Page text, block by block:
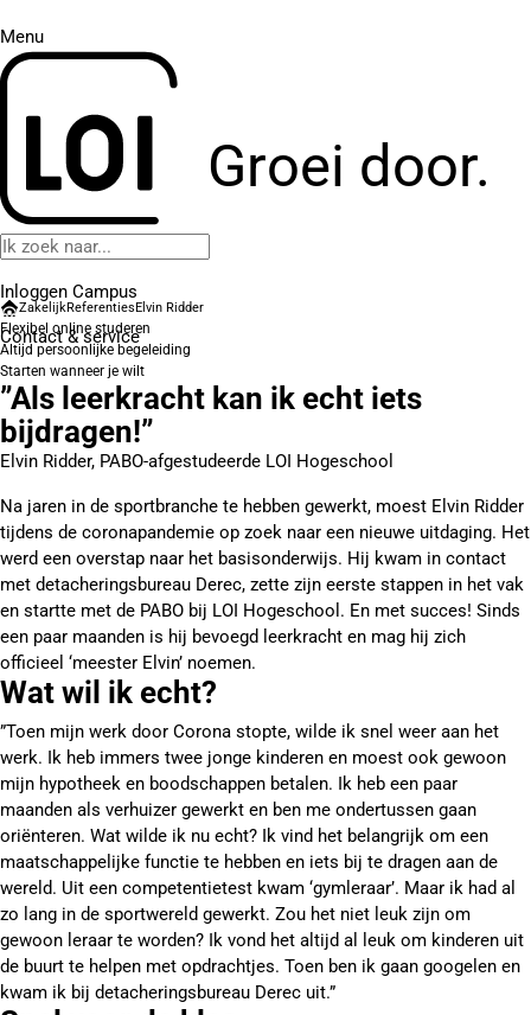
Menu
Groei door.
Inloggen Campus
Contact& service
ZakelijkReferentiesElvin Ridder
Flexibel online studeren
Altijd persoonlijke begeleiding
Starten wanneer je wilt
”Als leerkracht kan ik echt iets
bijdragen!”
Elvin Ridder, PABO-afgestudeerde LOI Hogeschool
Na jaren in de sportbranche te hebben gewerkt, moest Elvin Ridder
tijdens de coronapandemie op zoek naar een nieuwe uitdaging. Het
werd een overstap naar het basisonderwijs. Hij kwam in contact
met detacheringsbureau Derec, zette zijn eerste stappen in het vak
en startte met de PABO bij LOI Hogeschool. En met succes! Sinds
een paar maanden is hij bevoegd leerkracht en mag hij zich
officieel ‘meester Elvin’ noemen.
Wat wil ik echt?
”Toen mijn werk door Corona stopte, wilde ik snel weer aan het
werk. Ik heb immers twee jonge kinderen en moest ook gewoon
mijn hypotheek en boodschappen betalen. Ik heb een paar
maanden als verhuizer gewerkt en ben me ondertussen gaan
oriënteren. Wat wilde ik nu echt? Ik vind het belangrijk om een
maatschappelijke functie te hebben en iets bij te dragen aan de
wereld. Uit een competentietest kwam ‘gymleraar’. Maar ik had al
zo lang in de sportwereld gewerkt. Zou het niet leuk zijn om
gewoon leraar te worden? Ik vond het altijd al leuk om kinderen uit
de buurt te helpen met opdrachtjes. Toen ben ik gaan googelen en
kwam ik bij detacheringsbureau Derec uit.”